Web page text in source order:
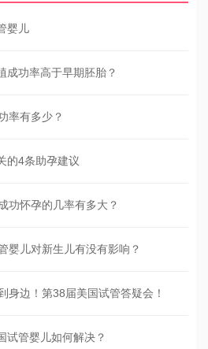
婴儿
成功率高于早期胚胎？
率有多少？
的4条助孕建议
功怀孕的几率有多大？
婴儿对新生儿有没有影响？
身边！第38届美国试管答疑会！
试管婴儿如何解决？